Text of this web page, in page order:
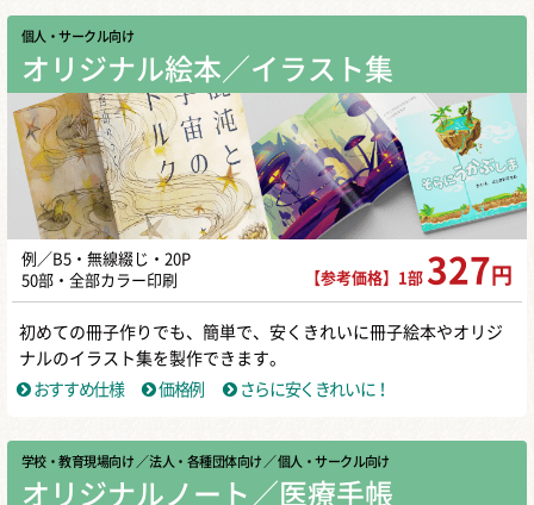
個人・サークル向け
オリジナル絵本／イラスト集
例／B5・無線綴じ・20P
50部・全部カラー印刷
【参考価格】1部 327 円
初めての冊子作りでも、簡単で、安くきれいに冊子絵本やオリジ
ナルのイラスト集を製作できます。
おすすめ仕様
価格例 さらに安くきれいに！
学校・教育現場向け ／ 法人・各種団体向け ／ 個人・サークル向け
オリジナルノート／医療手帳